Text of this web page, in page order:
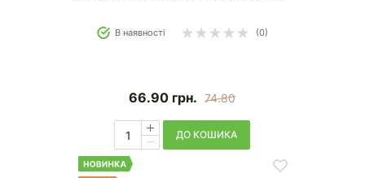
В наявності (0)
66.90 грн. 74.80
ДО КОШИКА